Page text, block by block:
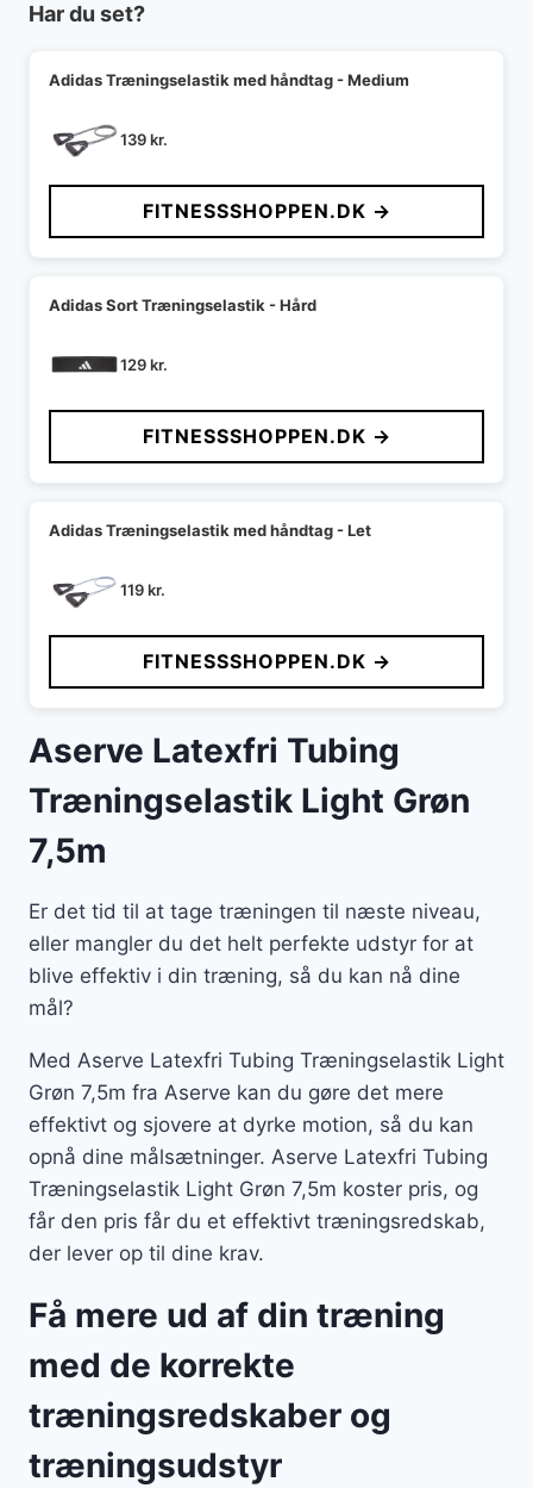
Har du set?
Adidas Træningselastik med håndtag - Medium
139kr.
FITNESSSHOPPEN.DK →
Adidas Sort Træningselastik - Hård
129kr.
FITNESSSHOPPEN.DK →
Adidas Træningselastik med håndtag - Let
119kr.
FITNESSSHOPPEN.DK →
Aserve Latexfri Tubing
Træningselastik Light Grøn
7,5m
Er det tid til at tage træningen til næste niveau,
eller mangler du det helt perfekte udstyr for at
blive effektiv i din træning, så du kan nå dine
mål?
Med Aserve Latexfri Tubing Træningselastik Light
Grøn 7,5m fra Aserve kan du gøre det mere
effektivt og sjovere at dyrke motion, så du kan
opnå dine målsætninger. Aserve Latexfri Tubing
Træningselastik Light Grøn 7,5m koster pris, og
får den pris får du et effektivt træningsredskab,
der lever op til dine krav.
Få mere ud af din træning
med de korrekte
træningsredskaber og
træningsudstyr